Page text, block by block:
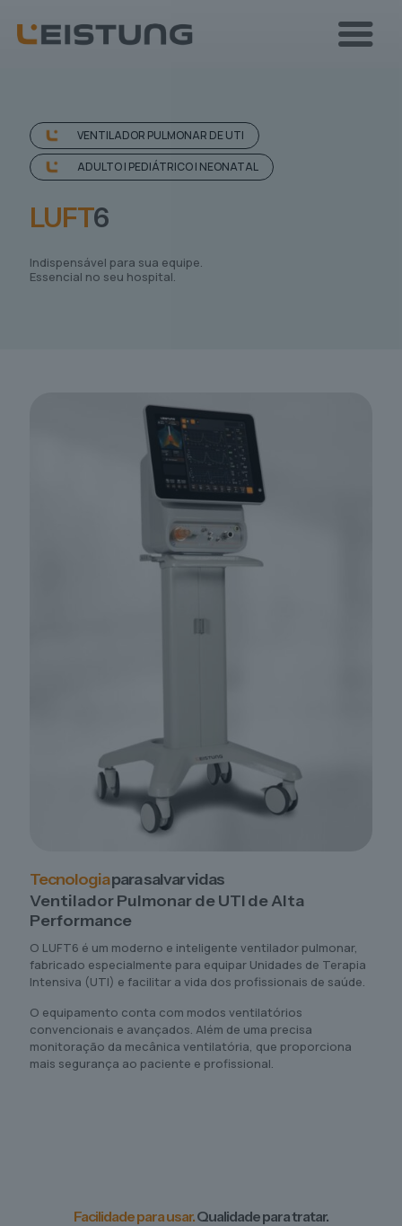
VENTILADOR PULMONAR DE UTI
ADULTO | PEDIÁTRICO | NEONATAL
LUFT6
Indispensável para sua equipe.
Essencial no seu hospital.
Tecnologiapara salvar vidas
Ventilador Pulmonar de UTI de Alta
Performance
O LUFT6 é um moderno e inteligente ventilador pulmonar,
fabricado especialmente para equipar Unidades de Terapia
Intensiva (UTI) e facilitar a vida dos profissionais de saúde.
O equipamento conta com modos ventilatórios
convencionais e avançados. Além de uma precisa
monitoração da mecânica ventilatória, que proporciona
mais segurança ao paciente e profissional.
Facilidade para usar.Qualidade para tratar.